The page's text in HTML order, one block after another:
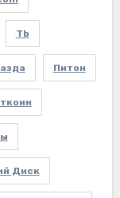
Tb
Питон
Диск